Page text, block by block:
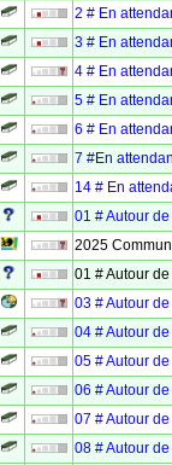
2 # En
3 # En
4 # En
5 # En
6 # En
7 #En
14 # En
01 # Autour
2025
01 # Autour
03 # Autour
04 # Autour
05 # Autour
06 # Autour
07 # Autour
08 # Autour